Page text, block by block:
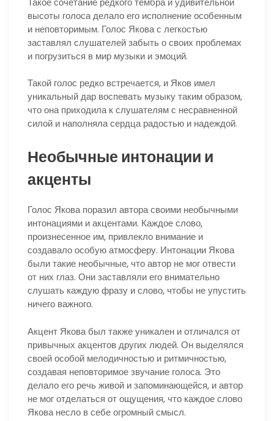
высоты голоса делало его исполнение особенным
и неповторимым. Голос Якова с легкостью
заставлял слушателей забыть о своих проблемах
и погрузиться в мир музыки и эмоций.
Такой голос редко встречается, и Яков имел
уникальный дар воспевать музыку таким образом,
что она приходила к слушателям с несравненной
силой и наполняла сердца радостью и надеждой.
Необычные интонации и
акценты
Голос Якова поразил автора своими необычными
интонациями и акцентами. Каждое слово,
произнесенное им, привлекло внимание и
создавало особую атмосферу. Интонации Якова
были такие необычные, что автор не мог отвести
от них глаз. Они заставляли его внимательно
слушать каждую фразу и слово, чтобы не упустить
ничего важного.
Акцент Якова был также уникален и отличался от
привычных акцентов других людей. Он выделялся
своей особой мелодичностью и ритмичностью,
создавая неповторимое звучание голоса. Это
делало его речь живой и запоминающейся, и автор
не мог отделаться от ощущения, что каждое слово
Якова несло в себе огромный смысл.